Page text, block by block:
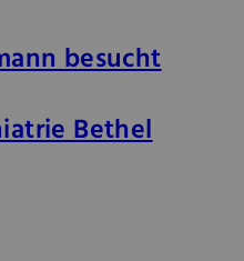
besucht
Bethel